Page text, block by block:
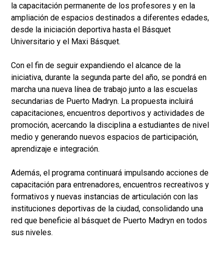
la capacitación permanente de los profesores y en la
ampliación de espacios destinados a diferentes edades,
desde la iniciación deportiva hasta el Básquet
Universitario y el Maxi Básquet.
Con el fin de seguir expandiendo el alcance de la
iniciativa, durante la segunda parte del año, se pondrá en
marcha una nueva línea de trabajo junto a las escuelas
secundarias de Puerto Madryn. La propuesta incluirá
capacitaciones, encuentros deportivos y actividades de
promoción, acercando la disciplina a estudiantes de nivel
medio y generando nuevos espacios de participación,
aprendizaje e integración.
Además, el programa continuará impulsando acciones de
capacitación para entrenadores, encuentros recreativos y
formativos y nuevas instancias de articulación con las
instituciones deportivas de la ciudad, consolidando una
red que beneficie al básquet de Puerto Madryn en todos
sus niveles.